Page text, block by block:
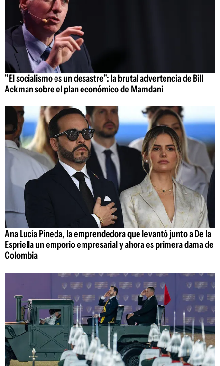
"El socialismo es un desastre": la brutal advertencia de Bill
Ackman sobre el plan económico de Mamdani
Ana Lucía Pineda, la emprendedora que levantó junto a De la
Espriella un emporio empresarial y ahora es primera dama de
Colombia